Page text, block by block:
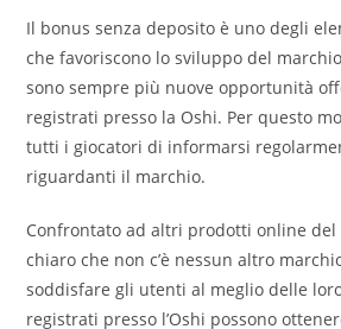
Il bonus senza deposito è uno degli
che favoriscono lo sviluppo del
sono sempre più nuove opportunità
registrati presso la Oshi. Per questo
tutti i giocatori di informarsi
riguardanti il marchio.
Confrontato ad altri prodotti online del
chiaro che non c’è nessun altro
soddisfare gli utenti al meglio delle
registrati presso l’Oshi possono